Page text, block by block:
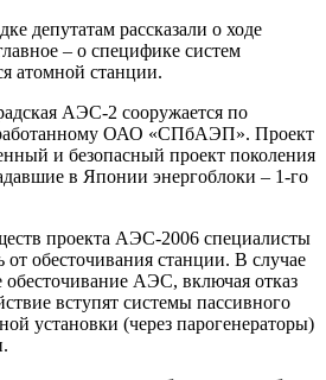
депутатам рассказали о ходе
– о специфике систем
атомной станции.
АЭС-2 сооружается по
ОАО «СПбАЭП». Проект
и безопасный проект поколения
в Японии энергоблоки – 1-го
проекта АЭС-2006 специалисты
обесточивания станции. В случае
обесточивание АЭС, включая отказ
вступят системы пассивного
установки (через парогенераторы)